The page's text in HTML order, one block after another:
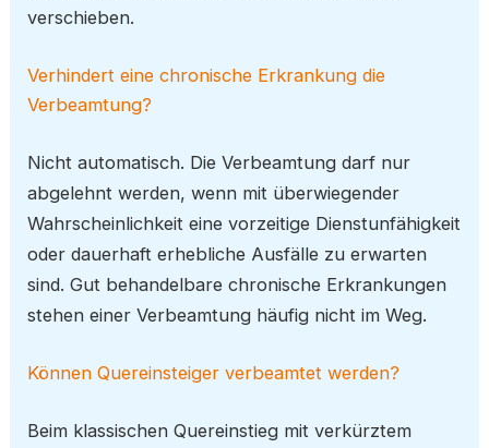
verschieben.
Verhindert eine chronische Erkrankung die
Verbeamtung?
Nicht automatisch. Die Verbeamtung darf nur
abgelehnt werden, wenn mit überwiegender
Wahrscheinlichkeit eine vorzeitige Dienstunfähigkeit
oder dauerhaft erhebliche Ausfälle zu erwarten
sind. Gut behandelbare chronische Erkrankungen
stehen einer Verbeamtung häufig nicht im Weg.
Können Quereinsteiger verbeamtet werden?
Beim klassischen Quereinstieg mit verkürztem